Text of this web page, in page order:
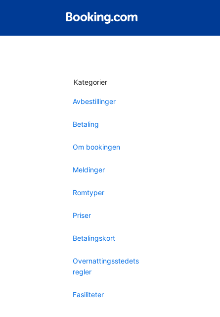
Kategorier
Avbestillinger
Betaling
Om bookingen
Meldinger
Romtyper
Priser
Betalingskort
Overnattingsstedets
regler
Fasiliteter